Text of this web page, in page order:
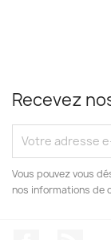
Recevez
Vous pouvez vous
nos informations de